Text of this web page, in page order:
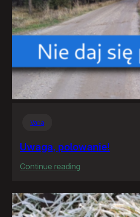
Varia
Uwaga, polowanie!
Continue reading
polowanie!